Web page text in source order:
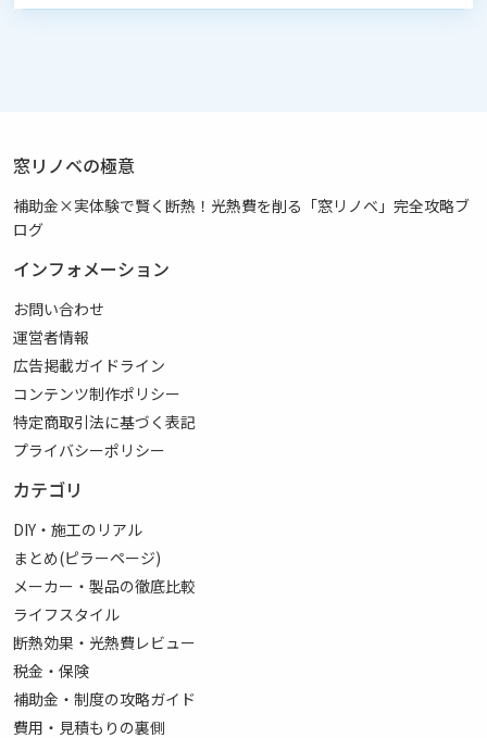
窓リノベの極意
補助金×実体験で賢く断熱！光熱費を削る「窓リノベ」完全攻略ブ
ログ
インフォメーション
お問い合わせ
運営者情報
広告掲載ガイドライン
コンテンツ制作ポリシー
特定商取引法に基づく表記
プライバシーポリシー
カテゴリ
DIY・施工のリアル
まとめ(ピラーページ)
メーカー・製品の徹底比較
ライフスタイル
断熱効果・光熱費レビュー
税金・保険
補助金・制度の攻略ガイド
費用・見積もりの裏側